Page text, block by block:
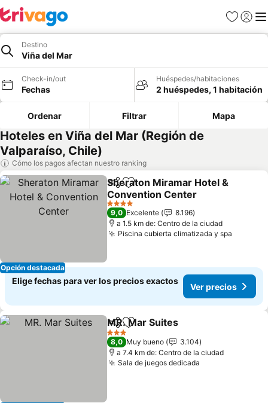
Favoritos
Iniciar
Destino
Viña del Mar
Check-in/out
Fechas
Huéspedes/habitaciones
2 huéspedes, 1 habitación
Ordenar Filtrar Mapa
Hoteles en Viña del Mar (Región de
Valparaíso, Chile)
Cómo los pagos afectan nuestro ranking
Opción destacada
CompartirAgregar a favoritos
Sheraton Miramar Hotel &
Convention Center
Ver precios
4 Estrellas
9,0 Excelente
8.196
a 1.5 km de: Centro de la ciudad
Piscina cubierta climatizada y spa
Elige fechas para ver los precios exactos
Ver precios
CompartirAgregar a favoritos
MR. Mar Suites
3 Estrellas
8,0 Muy bueno
3.104
a 7.4 km de: Centro de la ciudad
Sala de juegos dedicada